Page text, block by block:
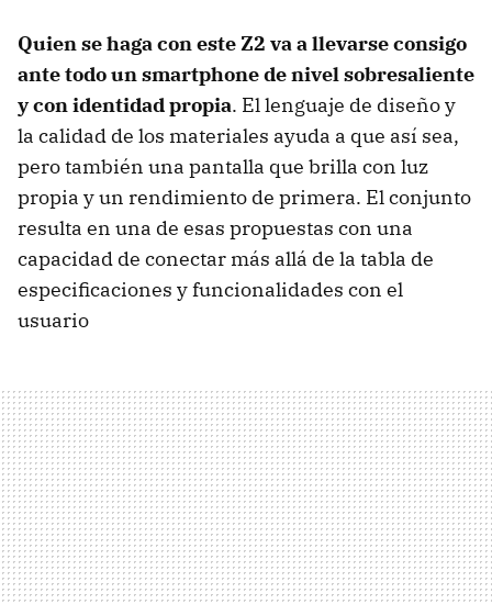
Quien se haga con este Z2 va a llevarse consigo
ante todo un smartphone de nivel sobresaliente
y con identidad propia. El lenguaje de diseño y
la calidad de los materiales ayuda a que así sea,
pero también una pantalla que brilla con luz
propia y un rendimiento de primera. El conjunto
resulta en una de esas propuestas con una
capacidad de conectar más allá de la tabla de
especificaciones y funcionalidades con el
usuario